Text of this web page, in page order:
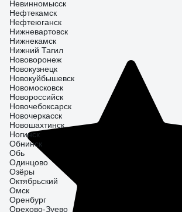
Невинномысск
Нефтекамск
Нефтеюганск
Нижневартовск
Нижнекамск
Нижний Тагил
Нововоронеж
Новокузнецк
Новокуйбышевск
Новомосковск
Новороссийск
Новочебоксарск
Новочеркасск
Новошахтинск
Ногинск
Обнинск
Обь
Одинцово
Озёры
Октябрьский
Омск
Оренбург
Орехово-Зуево